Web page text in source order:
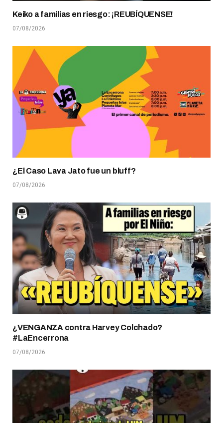
Keiko a familias en riesgo: ¡REUBÍQUENSE!
07/08/2026
¿El Caso Lava Jato fue un bluff?
07/08/2026
¿VENGANZA contra Harvey Colchado?
#LaEncerrona
07/08/2026